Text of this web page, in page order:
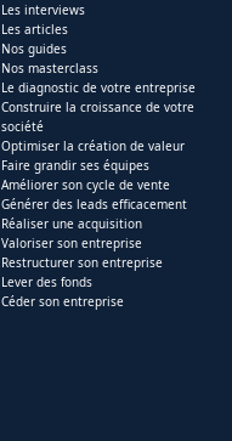
Les interviews
Les articles
Nos guides
Nos masterclass
Le diagnostic de votre entreprise
Construire la croissance de votre
société
Optimiser la création de valeur
Faire grandir ses équipes
Améliorer son cycle de vente
Générer des leads efficacement
Réaliser une acquisition
Valoriser son entreprise
Restructurer son entreprise
Lever des fonds
Céder son entreprise